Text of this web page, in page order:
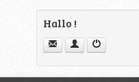
Hallo !